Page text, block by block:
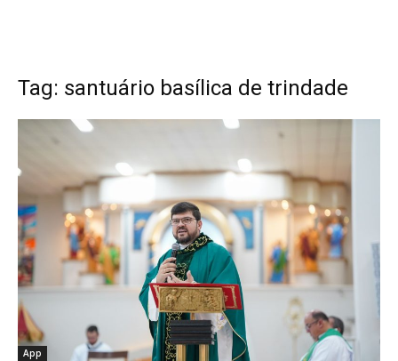
Tag: santuário basílica de trindade
App